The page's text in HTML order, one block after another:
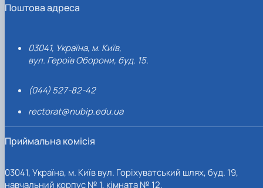
Поштова адреса
03041, Україна, м. Київ,
вул. Героїв Оборони, буд. 15.
(044) 527-82-42
rectorat@nubip.edu.ua
Приймальна комісія
03041, Україна, м. Київ вул. Горіхуватський шлях, буд. 19,
навчальний корпус № 1, кімната № 12.